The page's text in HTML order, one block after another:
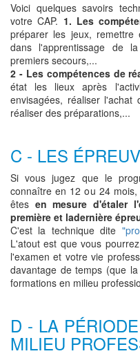
Voici quelques savoirs
votre CAP. 1. Les
préparer les jeux, remettre
dans l'apprentissage de
premiers secours,...
2 - Les compétences de
état les lieux après
envisagées, réaliser
réaliser des préparations,...
C - LES
Si vous jugez que le
connaître en 12 ou 24
êtes en mesure d'étaler
première et ladernière
C'est la technique dite
L'atout est que vous
l'examen et votre vie
davantage de temps (que
formations en milieu
D - LA
MILIEU